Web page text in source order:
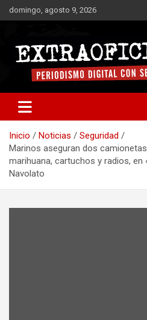
Saltar
al
domingo, agosto 9, 2026
Extraoficial
Inicio Noticias
Seguridad
Marinos aseguran dos
marihuana, cartuchos y radios, en
Navolato